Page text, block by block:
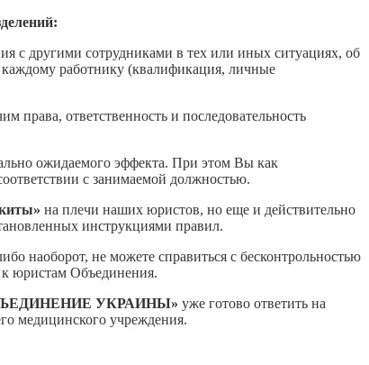
с другими сотрудниками в тех или иных ситуациях, об
работнику (квалификация, личные
права, ответственность и последовательность
ожидаемого эффекта. При этом Вы как
с занимаемой должностью.
на плечи наших юристов, но еще и действительно
инструкциями правил.
наоборот, не можете справиться с бесконтрольностью
к юристам Объединения.
УКРАИНЫ» уже готово ответить на
медицинского учреждения.